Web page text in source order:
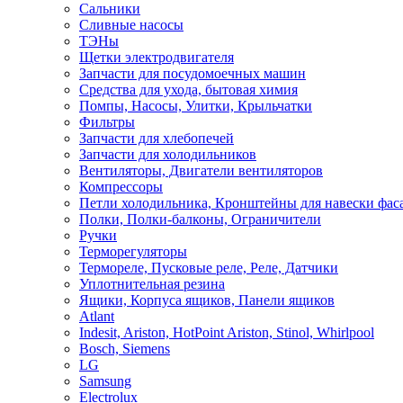
Сальники
Сливные насосы
ТЭНы
Щетки электродвигателя
Запчасти для посудомоечных машин
Средства для ухода, бытовая химия
Помпы, Насосы, Улитки, Крыльчатки
Фильтры
Запчасти для хлебопечей
Запчасти для холодильников
Вентиляторы, Двигатели вентиляторов
Компрессоры
Петли холодильника, Кронштейны для навески
Полки, Полки-балконы, Ограничители
Ручки
Терморегуляторы
Термореле, Пусковые реле, Реле, Датчики
Уплотнительная резина
Ящики, Корпуса ящиков, Панели ящиков
Atlant
Indesit, Ariston, HotPoint Ariston, Stinol, Whirlpool
Bosch, Siemens
LG
Samsung
Electrolux